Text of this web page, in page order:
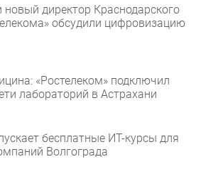
новый директор Краснодарского
обсудили цифровизацию
«Ростелеком» подключил
лабораторий в Астрахани
бесплатные ИТ-курсы для
Волгограда